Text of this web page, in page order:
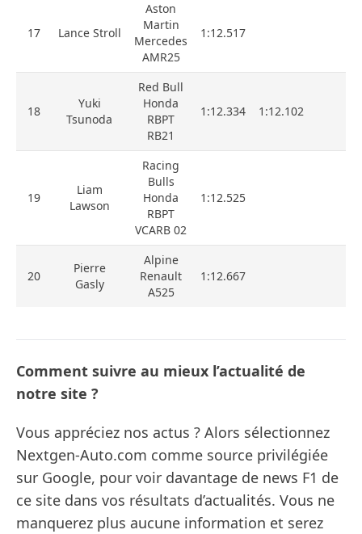
17 Lance Stroll
Aston
Martin
Mercedes
AMR25
1:12.517
18
Yuki
Tsunoda
Red Bull
Honda
RBPT
RB21
1:12.334 1:12.102
19
Liam
Lawson
Racing
Bulls
Honda
RBPT
VCARB 02
1:12.525
20
Pierre
Gasly
Alpine
Renault
A525
1:12.667
Comment suivre au mieux l’actualité de
notre site ?
Vous appréciez nos actus ? Alors sélectionnez
Nextgen-Auto.com comme source privilégiée
sur Google, pour voir davantage de news F1 de
ce site dans vos résultats d’actualités. Vous ne
manquerez plus aucune information et serez